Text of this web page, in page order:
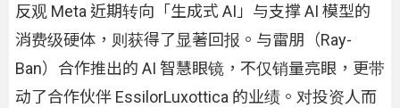
反观 Meta 近期转向「生成式 AI」与支撑 AI 模型的
消费级硬体，则获得了显著回报。与雷朋（Ray-
Ban）合作推出的 AI 智慧眼镜，不仅销量亮眼，更带
动了合作伙伴 EssilorLuxottica 的业绩。对投资人而